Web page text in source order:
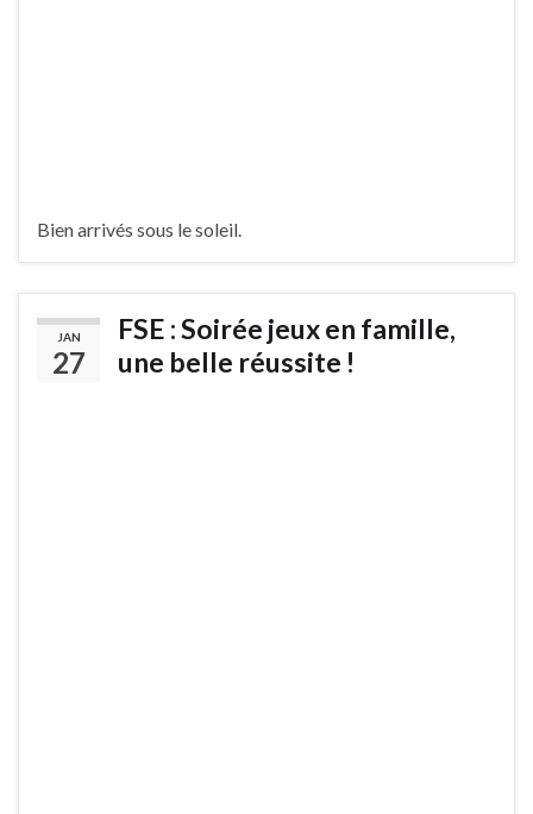
Bien arrivés sous le soleil.
JAN
27
FSE : Soirée jeux en famille,
une belle réussite !